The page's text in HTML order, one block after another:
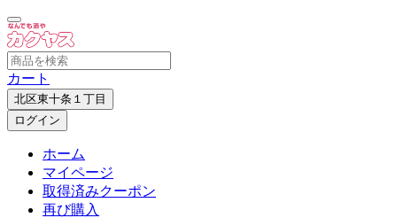
カート
北区東十条１丁目
ログイン
ホーム
マイページ
取得済みクーポン
再び購入